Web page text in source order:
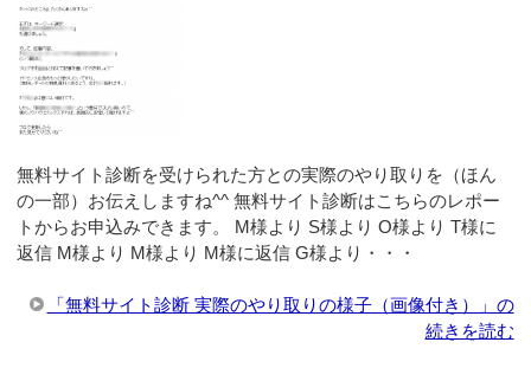
無料サイト診断を受けられた方との実際のやり取りを（ほん
の一部）お伝えしますね^^ 無料サイト診断はこちらのレポー
トからお申込みできます。 M様より S様より O様より T様に
返信 M様より M様より M様に返信 G様より・・・
「無料サイト診断 実際のやり取りの様子（画像付き）」の
続きを読む